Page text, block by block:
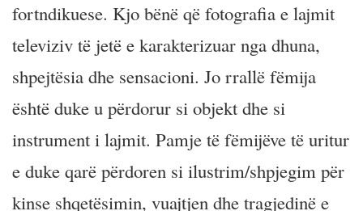
fortndikuese. Kjo bënë që fotografia e lajmit
televiziv të jetë e karakterizuar nga dhuna,
shpejtësia dhe sensacioni. Jo rrallë fëmija
është duke u përdorur si objekt dhe si
instrument i lajmit. Pamje të fëmijëve të uritur
e duke qarë përdoren si ilustrim/shpjegim për
kinse shqetësimin, vuajtjen dhe tragjedinë e